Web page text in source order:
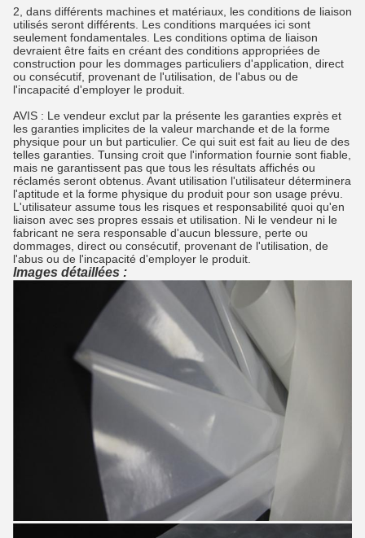
2, dans différents machines et matériaux, les conditions de liaison
utilisés seront différents. Les conditions marquées ici sont
seulement fondamentales. Les conditions optima de liaison
devraient être faits en créant des conditions appropriées de
construction pour les dommages particuliers d'application, direct
ou consécutif, provenant de l'utilisation, de l'abus ou de
l'incapacité d'employer le produit.
AVIS : Le vendeur exclut par la présente les garanties exprès et
les garanties implicites de la valeur marchande et de la forme
physique pour un but particulier. Ce qui suit est fait au lieu de des
telles garanties. Tunsing croit que l'information fournie sont fiable,
mais ne garantissent pas que tous les résultats affichés ou
réclamés seront obtenus. Avant utilisation l'utilisateur déterminera
l'aptitude et la forme physique du produit pour son usage prévu.
L'utilisateur assume tous les risques et responsabilité quoi qu'en
liaison avec ses propres essais et utilisation. Ni le vendeur ni le
fabricant ne sera responsable d'aucun blessure, perte ou
dommages, direct ou consécutif, provenant de l'utilisation, de
l'abus ou de l'incapacité d'employer le produit.
Images détaillées :